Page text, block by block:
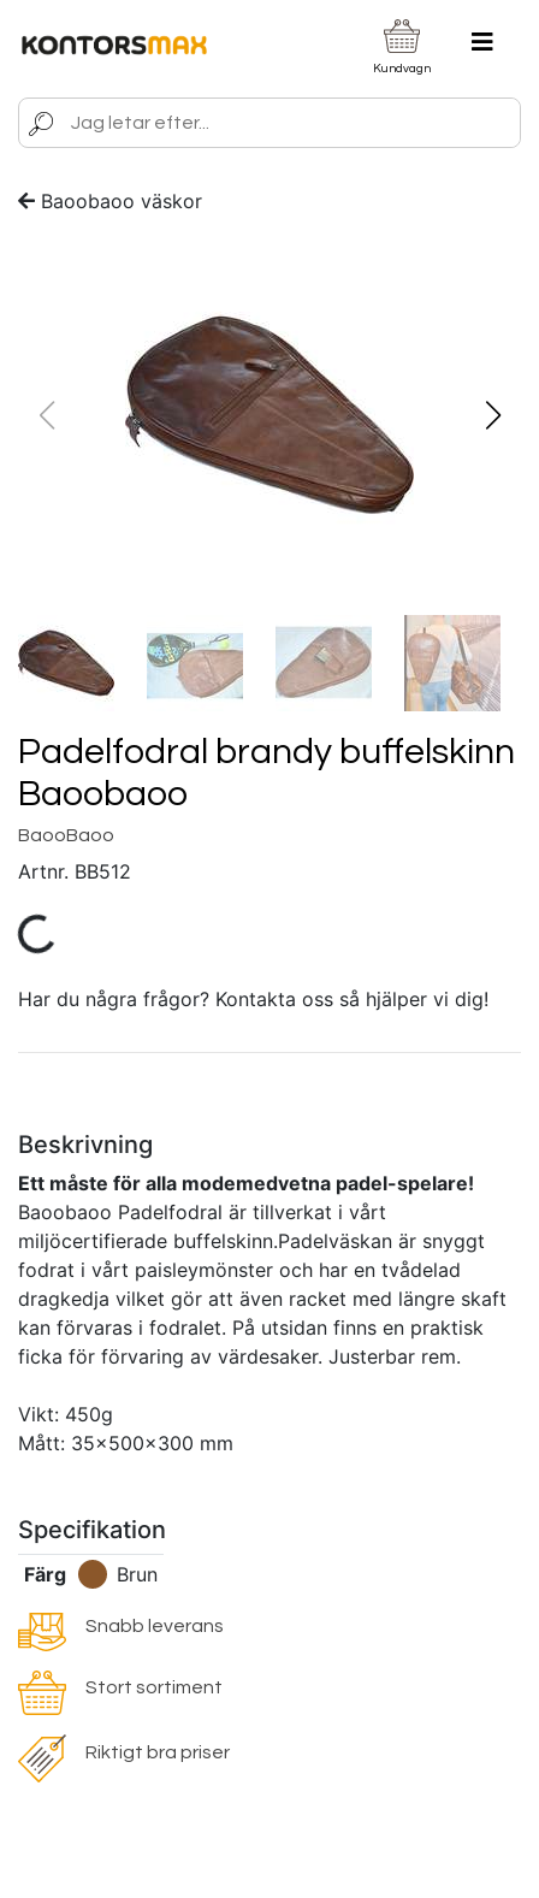
Kundvagn
Baoobaoo väskor
Padelfodral brandy buffelskinn
Baoobaoo
BaooBaoo
Artnr. BB512
Har du några frågor? Kontakta oss så hjälper vi dig!
Beskrivning
Ett måste för alla modemedvetna padel-spelare!
Baoobaoo Padelfodral är tillverkat i vårt
miljöcertifierade buffelskinn.Padelväskan är snyggt
fodrat i vårt paisleymönster och har en tvådelad
dragkedja vilket gör att även racket med längre skaft
kan förvaras i fodralet. På utsidan finns en praktisk
ficka för förvaring av värdesaker. Justerbar rem.
Vikt: 450g
Mått: 35x500x300 mm
Specifikation
Färg Brun
Snabb leverans
Stort sortiment
Riktigt bra priser